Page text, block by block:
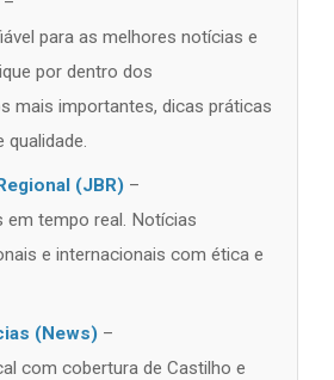
para as melhores notícias e
por dentro dos
mais importantes, dicas práticas
qualidade.
(JBR) –
em tempo real. Notícias
e internacionais com ética e
(News) –
com cobertura de Castilho e